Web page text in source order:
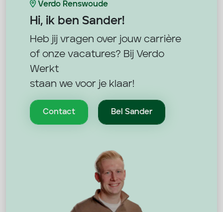
Verdo Renswoude
Hi, ik ben Sander!
Heb jij vragen over jouw carrière
of onze vacatures? Bij Verdo
Werkt
staan we voor je klaar!
Contact Bel Sander